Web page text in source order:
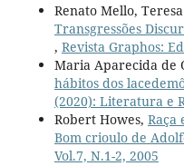
Renato Mello,
Transgressões
, Revista Graphos:
Maria Aparecida de
hábitos dos
(2020): Literatura e
Robert Howes, Raça
Bom crioulo de
Vol.7, N.1-2, 2005